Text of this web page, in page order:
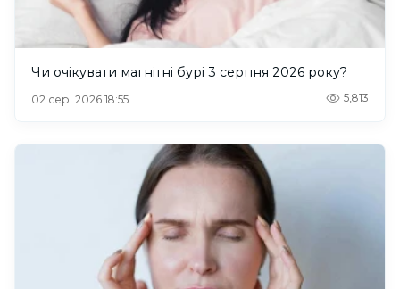
Чи очікувати магнітні бурі 3 серпня 2026 року?
02 сер. 2026 18:55 5,813